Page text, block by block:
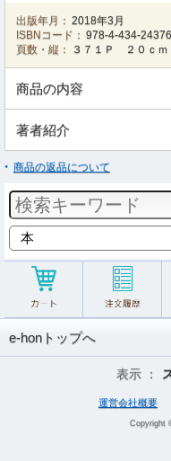
出版年月： 2018年3月
ISBNコード： 978-4-434-
頁数・縦：
３７１Ｐ ２０ｃｍ
商品の内容
著者紹介
商品の返品について
e-honトップへ
表示 ：
運営会社概要
Copyright